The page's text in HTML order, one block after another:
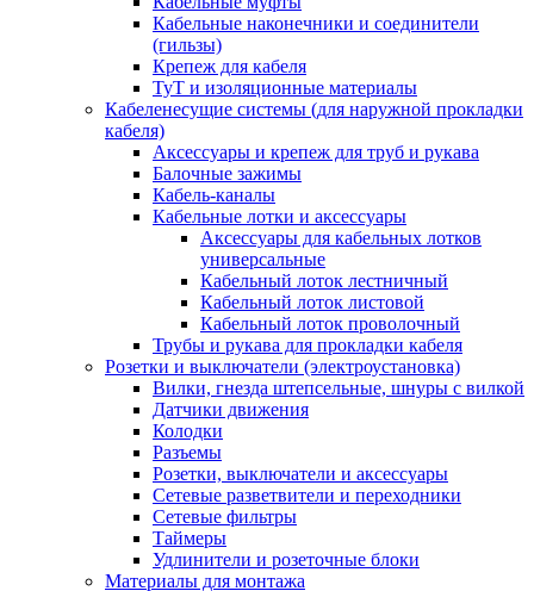
Кабельные наконечники и соединители
(гильзы)
Крепеж для кабеля
ТуТ и изоляционные материалы
Кабеленесущие системы (для наружной прокладки
кабеля)
Аксессуары и крепеж для труб и рукава
Балочные зажимы
Кабель-каналы
Кабельные лотки и аксессуары
Аксессуары для кабельных лотков
универсальные
Кабельный лоток лестничный
Кабельный лоток листовой
Кабельный лоток проволочный
Трубы и рукава для прокладки кабеля
Розетки и выключатели (электроустановка)
Вилки, гнезда штепсельные, шнуры с вилкой
Датчики движения
Колодки
Разъемы
Розетки, выключатели и аксессуары
Сетевые разветвители и переходники
Сетевые фильтры
Таймеры
Удлинители и розеточные блоки
Материалы для монтажа